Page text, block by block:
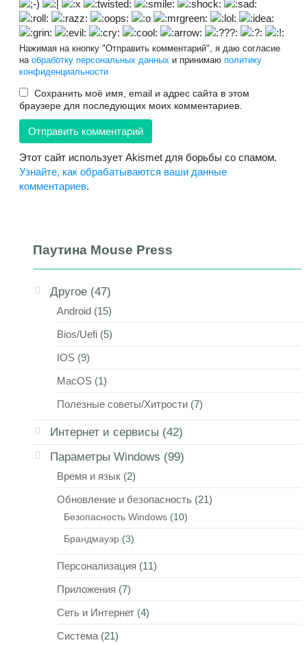
Нажимая на кнопку "Отправить комментарий", я даю согласие
на обработку персональных данных и принимаю политику
конфиденциальности
Сохранить моё имя, email и адрес сайта в этом
браузере для последующих моих комментариев.
Этот сайт использует Akismet для борьбы со спамом.
Узнайте, как обрабатываются ваши данные
комментариев.
Паутина Mouse Press
Другое (47)
Android (15)
Bios/Uefi (5)
IOS (9)
MacOS (1)
Полезные советы/Хитрости (7)
Интернет и сервисы (42)
Параметры Windows (99)
Время и язык (2)
Обновление и безопасность (21)
Безопасность Windows (10)
Брандмауэр (3)
Персонализация (11)
Приложения (7)
Сеть и Интернет (4)
Система (21)